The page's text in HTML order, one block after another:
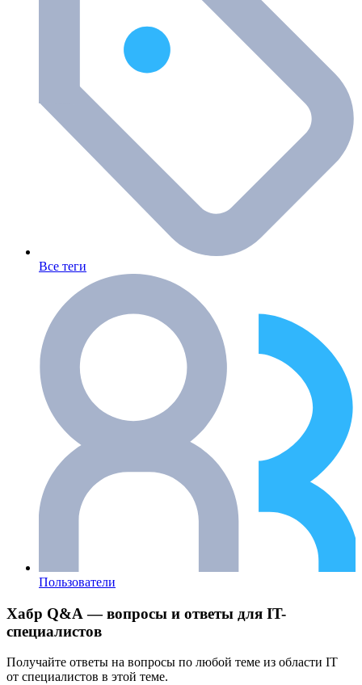
Все теги
Пользователи
Хабр Q&A — вопросы и ответы для IT-
специалистов
Получайте ответы на вопросы по любой теме из области IT
от специалистов в этой теме.